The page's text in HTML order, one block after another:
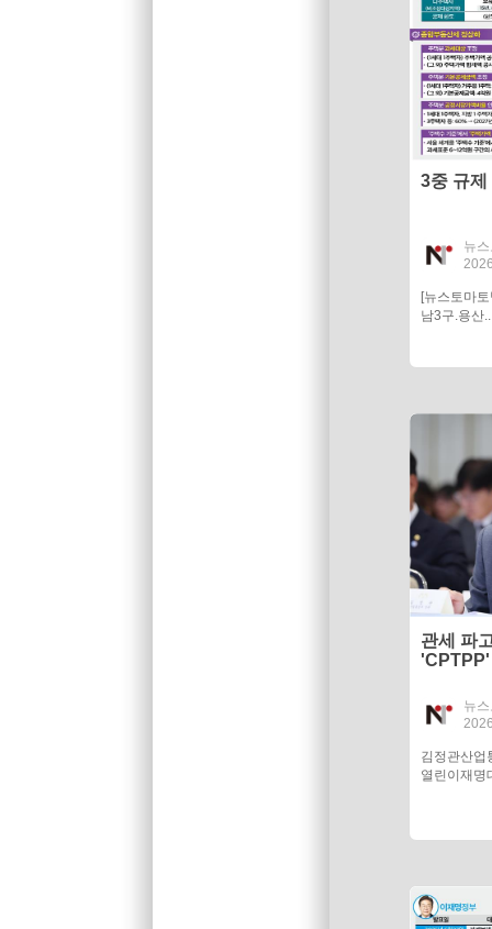
3중 규
뉴
[뉴스토마
남3구.용산..
관세 파
뉴
김정관산업
열린이재명